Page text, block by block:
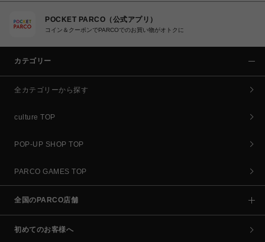
POCKET PARCO（公式アプリ）
コイン＆クーポンでPARCOでのお買い物がオトクに
カテゴリー
全カテゴリーから探す
culture TOP
POP-UP SHOP TOP
PARCO GAMES TOP
全国のPARCO店舗
初めてのお客様へ